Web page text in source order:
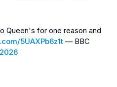
Queen's for one reason and
5UAXPb6z1t — BBC